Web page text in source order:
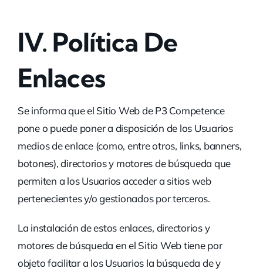
IV. Política De
Enlaces
Se informa que el Sitio Web de P3 Competence
pone o puede poner a disposición de los Usuarios
medios de enlace (como, entre otros, links, banners,
botones), directorios y motores de búsqueda que
permiten a los Usuarios acceder a sitios web
pertenecientes y/o gestionados por terceros.
La instalación de estos enlaces, directorios y
motores de búsqueda en el Sitio Web tiene por
objeto facilitar a los Usuarios la búsqueda de y